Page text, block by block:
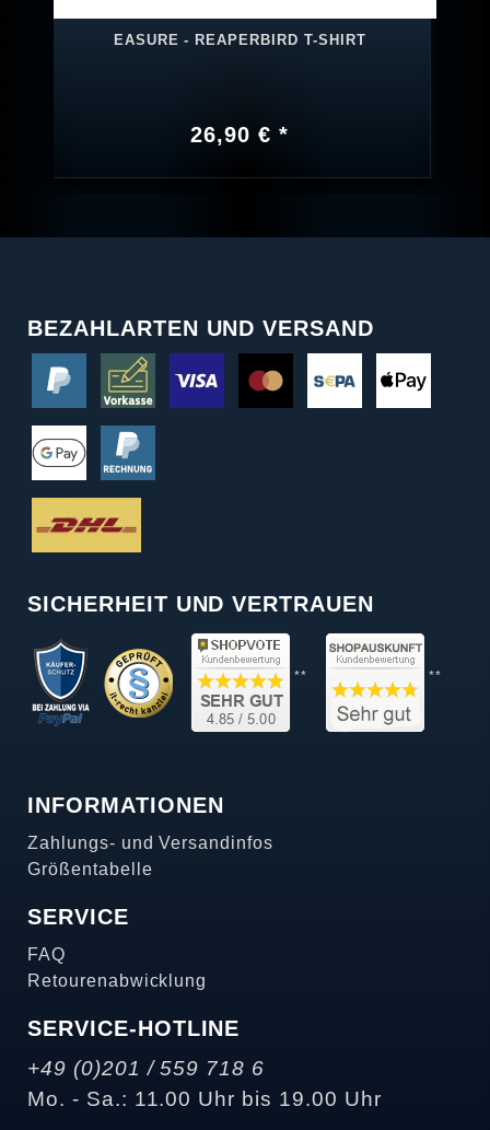
EASURE - REAPERBIRD T-SHIRT
26,90 € *
BEZAHLARTEN UND VERSAND
SICHERHEIT UND VERTRAUEN
** **
INFORMATIONEN
Zahlungs- und Versandinfos
Größentabelle
SERVICE
FAQ
Retourenabwicklung
SERVICE-HOTLINE
+49 (0)201 / 559 718 6
Mo. - Sa.: 11.00 Uhr bis 19.00 Uhr